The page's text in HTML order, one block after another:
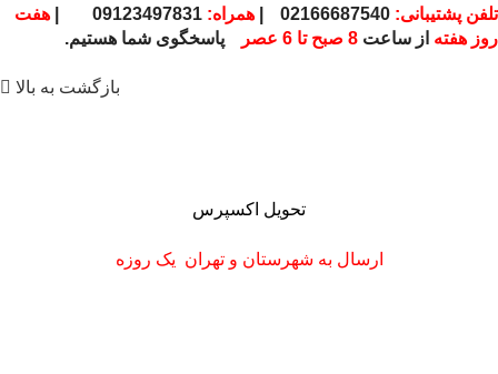
تلفن پشتیبانی: همراه:
هفت
روز هفته از ساعت 8 صبح تا 6 عصر پاسخگوی شما هستیم.
بازگشت به بالا
تحویل اکسپرس
ارسال به شهرستان و تهران یک روزه